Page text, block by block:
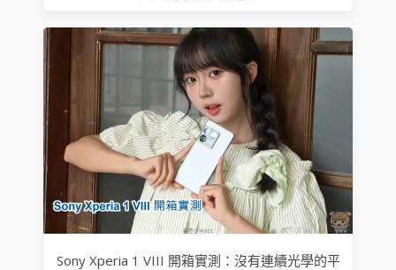
Sony Xperia 1 VIII 開箱實測：沒有連續光學的平